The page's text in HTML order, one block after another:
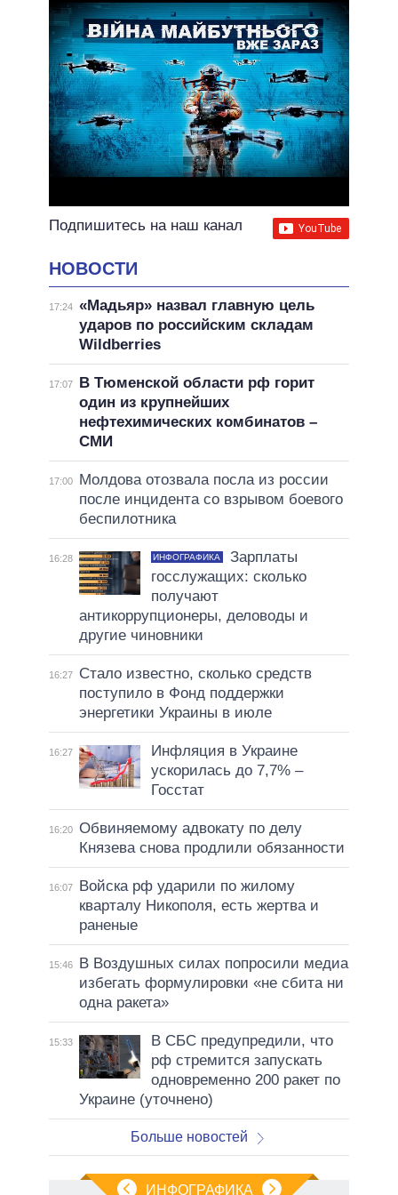
Подпишитесь на наш канал
НОВОСТИ
17:24 «Мадьяр» назвал главную цель
ударов по российским складам
Wildberries
17:07
В Тюменской области рф горит
один из крупнейших
нефтехимических комбинатов –
СМИ
17:00
Молдова отозвала посла из россии
после инцидента со взрывом боевого
беспилотника
16:28 ИНФОГРАФИКА
Зарплаты
госслужащих: сколько
получают
антикоррупционеры, деловоды и
другие чиновники
16:27
Стало известно, сколько средств
поступило в Фонд поддержки
энергетики Украины в июле
16:27
Инфляция в Украине
ускорилась до 7,7% –
Госстат
16:20 Обвиняемому адвокату по делу
Князева снова продлили обязанности
16:07
Войска рф ударили по жилому
кварталу Никополя, есть жертва и
раненые
15:46
В Воздушных силах попросили медиа
избегать формулировки «не сбита ни
одна ракета»
15:33
В СБС предупредили, что
рф стремится запускать
одновременно 200 ракет по
Украине (уточнено)
Больше новостей
ИНФОГРАФИКА